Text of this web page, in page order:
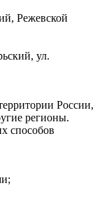
Режевской
ул.
России,
регионы.
способов